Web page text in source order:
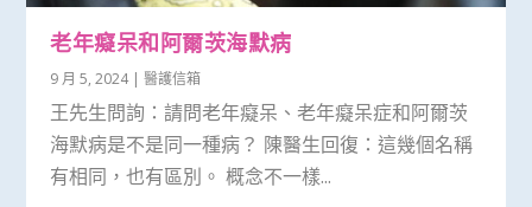
老年癡呆和阿爾茨海默病
9 月 5, 2024|醫護信箱
王先生問詢：請問老年癡呆、老年癡呆症和阿爾茨
海默病是不是同一種病？ 陳醫生回復：這幾個名稱
有相同，也有區別。 概念不一樣...